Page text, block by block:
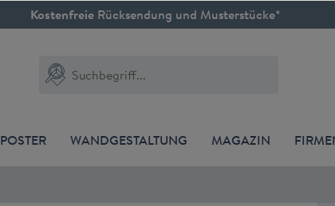
Kostenfreie Rücksendung und Musterstücke*
POSTER WANDGESTALTUNG MAGAZIN